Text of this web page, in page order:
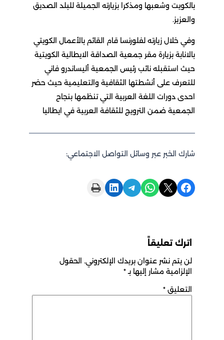
بالكويت وشعبها ومذكرا بزيارته الجميلة للبلد الصديق
والعزيز.
وفي خلال زيارته لفلورنسا قام القائم بالأعمال الكويتي
بالانابة بزيارة مقر جمعية الصداقة الايطالية الكويتية
حيث استقبله نائب رئيس الجمعية أليساندرو فاني
للتعرف على أنشطتها الثقافية والتعليمية حيث حضر
احدى دورات اللغة العربية التي تنظمها بنجاح
الجمعية ضمن الترويج للثقافة العربية في ايطاليا
شارك الخبر عبر وسائل التواصل الاجتماعي:
Share on Facebook
Share on X
Share on WhatsApp
Share on Telegram
Share on LinkedIn
Print this Page
اترك تعليقاً
لن يتم نشر عنوان بريدك الإلكتروني. الحقول
الإلزامية مشار إليها بـ*
التعليق *